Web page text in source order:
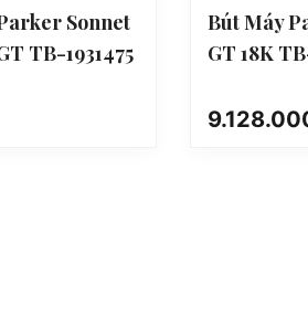
Sonnet
TB-1931475
Bút Máy
GT 18K